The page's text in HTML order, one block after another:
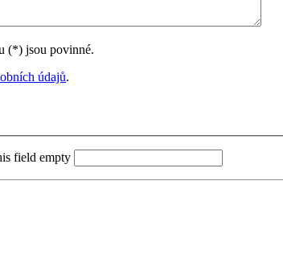
(*) jsou povinné.
údajů.
field empty